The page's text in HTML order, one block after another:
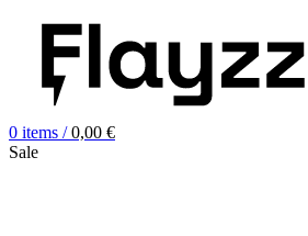
0 items / 0,00 €
Sale